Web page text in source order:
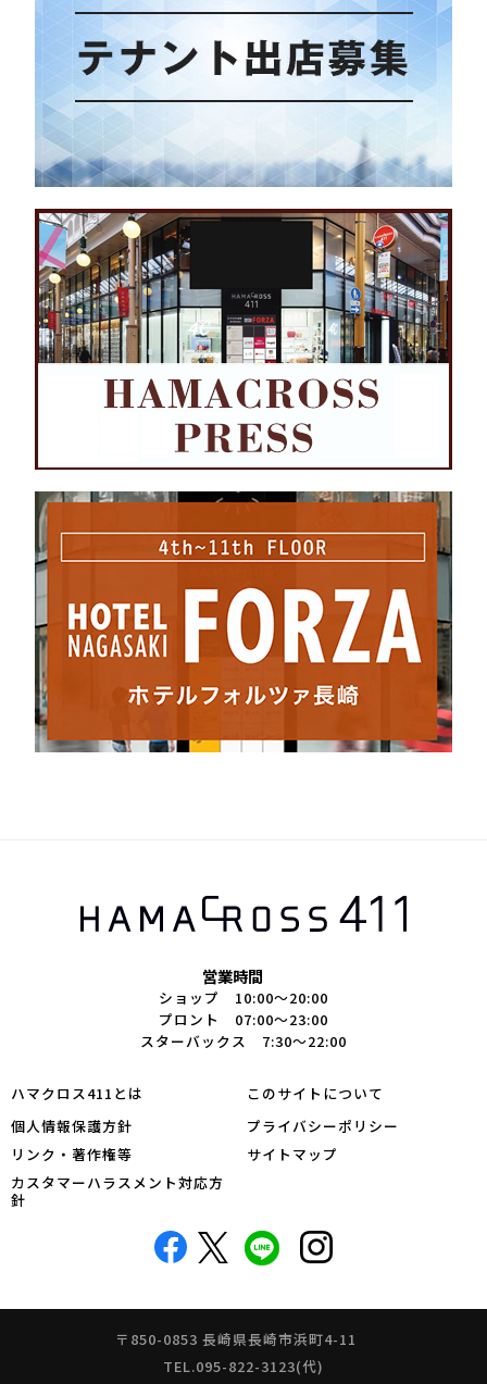
営業時間
ショップ 10:00～20:00
プロント 07:00～23:00
スターバックス 7:30～22:00
ハマクロス411とは
このサイトについて
個人情報保護方針
プライバシーポリシー
リンク・著作権等
サイトマップ
カスタマーハラスメント対応方
針
〒850-0853 長崎県長崎市浜町4-11
TEL.095-822-3123(代)